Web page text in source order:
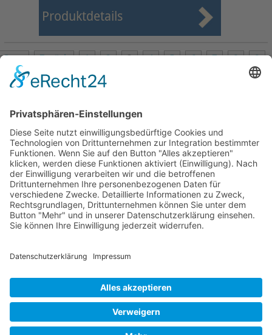
Produktdetails
Start Zurück 1 2 3 4 5 6 7 8
9
Weiter
Mollenhauer Adresse
Downloads
Weitere Seiten
Datenschutz|Cookie-Einstellungen